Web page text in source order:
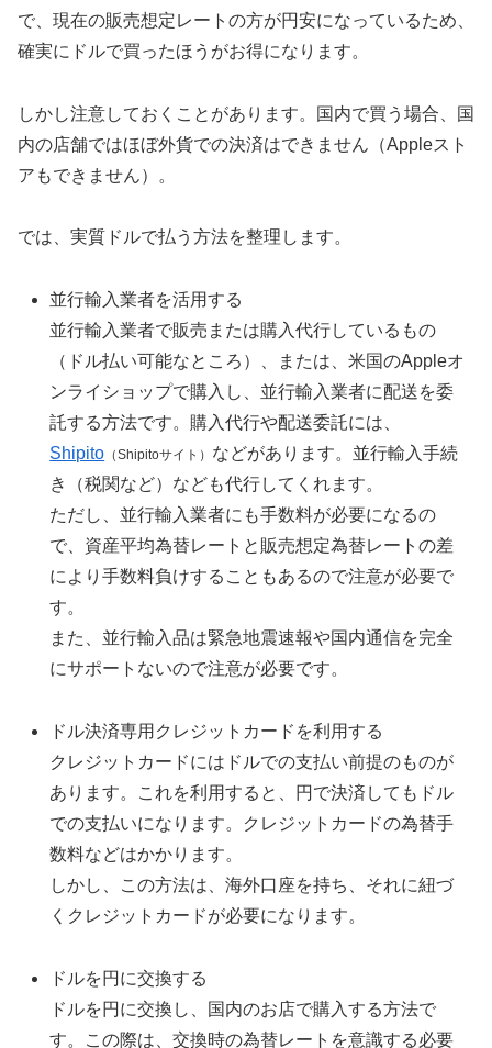
で、現在の販売想定レートの方が円安になっているため、
確実にドルで買ったほうがお得になります。
しかし注意しておくことがあります。国内で買う場合、国
内の店舗ではほぼ外貨での決済はできません（Appleスト
アもできません）。
では、実質ドルで払う方法を整理します。
並行輸入業者を活用する
並行輸入業者で販売または購入代行しているもの
（ドル払い可能なところ）、または、米国のAppleオ
ンライショップで購入し、並行輸入業者に配送を委
託する方法です。購入代行や配送委託には、
Shipito （Shipitoサイト） などがあります。並行輸入手続
き（税関など）なども代行してくれます。
ただし、並行輸入業者にも手数料が必要になるの
で、資産平均為替レートと販売想定為替レートの差
により手数料負けすることもあるので注意が必要で
す。
また、並行輸入品は緊急地震速報や国内通信を完全
にサポートないので注意が必要です。
ドル決済専用クレジットカードを利用する
クレジットカードにはドルでの支払い前提のものが
あります。これを利用すると、円で決済してもドル
での支払いになります。クレジットカードの為替手
数料などはかかります。
しかし、この方法は、海外口座を持ち、それに紐づ
くクレジットカードが必要になります。
ドルを円に交換する
ドルを円に交換し、国内のお店で購入する方法で
す。この際は、交換時の為替レートを意識する必要